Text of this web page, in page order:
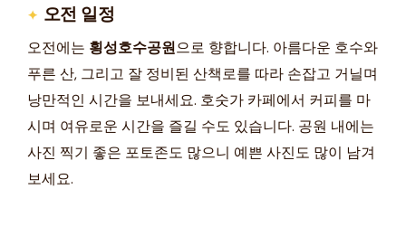
오전 일정
오전에는 횡성호수공원으로 향합니다. 아름다운 호수와
푸른 산, 그리고 잘 정비된 산책로를 따라 손잡고 거닐며
낭만적인 시간을 보내세요. 호숫가 카페에서 커피를 마
시며 여유로운 시간을 즐길 수도 있습니다. 공원 내에는
사진 찍기 좋은 포토존도 많으니 예쁜 사진도 많이 남겨
보세요.